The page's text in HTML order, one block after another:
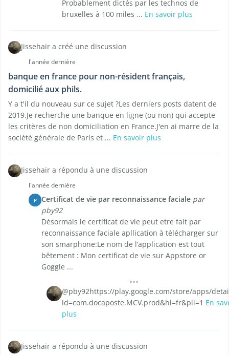
Probablement dictés par les technos de
bruxelles à 100 miles ... En savoir plus
Jissehair a créé une discussion
l'année dernière
banque en france pour non-résident français,
domicilié aux phils.
Y a t'il du nouveau sur ce sujet ?Les derniers posts datent de
2019.Je recherche une banque en ligne (ou non) qui accepte
les critères de non domiciliation en France.J'en ai marre de la
société générale de Paris et ... En savoir plus
Jissehair a répondu à une discussion
l'année dernière
P Certificat de vie par reconnaissance faciale par
pby92
Désormais le certificat de vie peut etre fait par
reconnaissance faciale apllication à télécharger sur
son smarphone:Le nom de l’application est tout
bêtement : Mon certificat de vie sur Appstore or
Goggle ...
@pby92 https://play.google.com/store/apps/
id=com.docaposte.MCV.prod&hl=fr&pli=1 En
plus
Jissehair a répondu à une discussion